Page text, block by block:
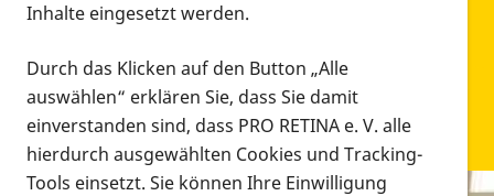
Inhalte eingesetzt werden.
Durch das Klicken auf den Button „Alle
auswählen“ erklären Sie, dass Sie damit
einverstanden sind, dass PRO RETINA e. V. alle
hierdurch ausgewählten Cookies und Tracking-
Tools einsetzt. Sie können Ihre Einwilligung